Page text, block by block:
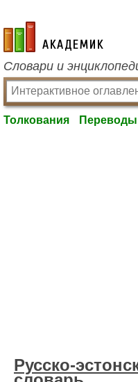
academic.ru
Словари и
Толкования Переводы
Русско-